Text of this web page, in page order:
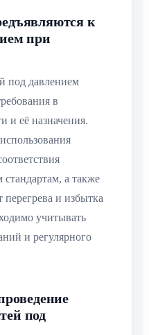
к
при
под давлением
в
и её назначения.
а также
и избытка
учитывать
и регулярного
под